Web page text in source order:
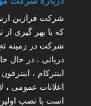
شرکت فرازین
که با بهر گیری از
شرکت در زمینه
دریائی ، در حال
اینترکام ،
اعلانات عمومی ،
است با نصب اولین